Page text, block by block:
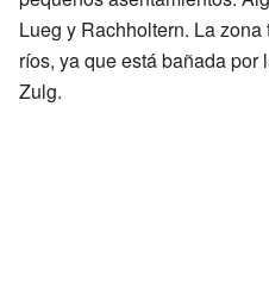
Lueg y Rachholtern. La
ríos, ya que está bañada
Zulg.